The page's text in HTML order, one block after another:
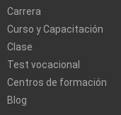
Carrera
Curso y Capacitación
Clase
Test vocacional
Centros de formación
Blog